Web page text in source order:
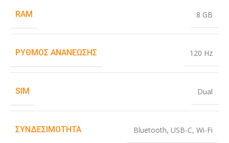
RAM 8 GB
ΡΥΘΜΌΣ ΑΝΑΝΈΩΣΗΣ 120 Hz
SIM Dual
ΣΥΝΔΕΣΙΜΌΤΗΤΑ Bluetooth, USB-C, Wi-Fi